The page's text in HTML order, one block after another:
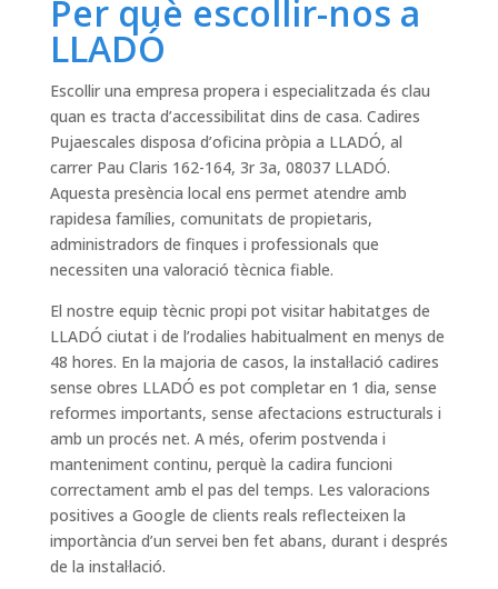
Per què escollir-nos a
LLADÓ
Escollir una empresa propera i especialitzada és clau
quan es tracta d’accessibilitat dins de casa. Cadires
Pujaescales disposa d’oficina pròpia a LLADÓ, al
carrer Pau Claris 162-164, 3r 3a, 08037 LLADÓ.
Aquesta presència local ens permet atendre amb
rapidesa famílies, comunitats de propietaris,
administradors de finques i professionals que
necessiten una valoració tècnica fiable.
El nostre equip tècnic propi pot visitar habitatges de
LLADÓ ciutat i de l’rodalies habitualment en menys de
48 hores. En la majoria de casos, la instal·lació cadires
sense obres LLADÓ es pot completar en 1 dia, sense
reformes importants, sense afectacions estructurals i
amb un procés net. A més, oferim postvenda i
manteniment continu, perquè la cadira funcioni
correctament amb el pas del temps. Les valoracions
positives a Google de clients reals reflecteixen la
importància d’un servei ben fet abans, durant i després
de la instal·lació.